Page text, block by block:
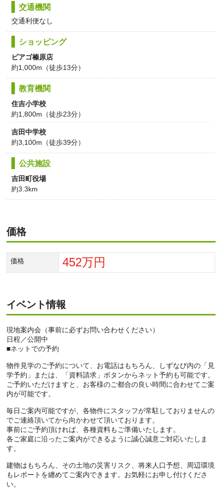
交通機関
交通利便なし
ショッピング
ピアゴ榛原店
約1,000m（徒歩13分）
教育機関
住吉小学校
約1,800m（徒歩23分）
吉田中学校
約3,100m（徒歩39分）
公共施設
吉田町役場
約3.3km
価格
価格 452万円
イベント情報
現地案内会（事前に必ずお問い合わせください）
日程／公開中
■ネットでの予約
物件見学のご予約について、お電話はもちろん、しずなび内の「見
学予約」または、「資料請求」ボタンからネット予約も可能です。
ご予約いただけますと、お客様のご都合の良い時間に合わせてご案
内が可能です。
毎日ご案内可能ですが、各物件にスタッフが常駐しておりませんの
でご連絡頂いてから向かわせて頂いております。
事前にご予約頂ければ、各種資料もご準備いたします。
各ご家庭に沿ったご案内ができるように誠心誠意ご対応いたしま
す。
建物はもちろん、その土地の災害リスク、将来人口予想、周辺環境
もレポートを纏めてご案内できます。お気軽にお申し付けくださ
い。